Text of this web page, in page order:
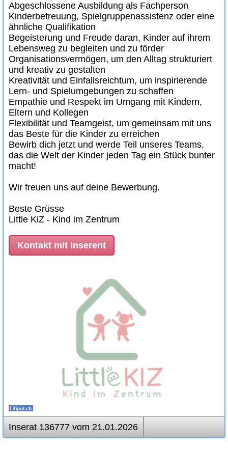
Abgeschlossene Ausbildung als Fachperson
Kinderbetreuung, Spielgruppenassistenz oder eine
ähnliche Qualifikation
Begeisterung und Freude daran, Kinder auf ihrem
Lebensweg zu begleiten und zu förder
Organisationsvermögen, um den Alltag strukturiert
und kreativ zu gestalten
Kreativität und Einfallsreichtum, um inspirierende
Lern- und Spielumgebungen zu schaffen
Empathie und Respekt im Umgang mit Kindern,
Eltern und Kollegen
Flexibilität und Teamgeist, um gemeinsam mit uns
das Beste für die Kinder zu erreichen
Bewirb dich jetzt und werde Teil unseres Teams,
das die Welt der Kinder jeden Tag ein Stück bunter
macht!
Wir freuen uns auf deine Bewerbung.
Beste Grüsse
Little KiZ - Kind im Zentrum
Kontakt mit Inserent
Inserat 136777 vom 21.01.2026